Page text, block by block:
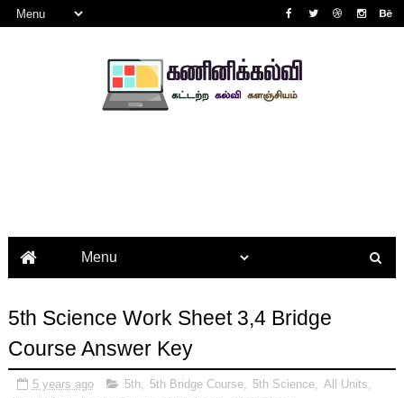
5th Science Work Sheet 3,4 Bridge
Course Answer Key
5 years ago 5th, 5th Bridge Course, 5th Science, All Units